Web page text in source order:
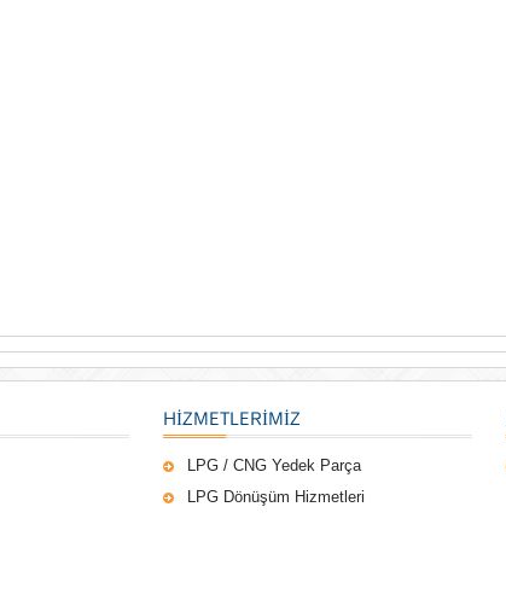
HIZMETLERIMIZ
LPG / CNG Yedek Parça
LPG Dönüşüm Hizmetleri